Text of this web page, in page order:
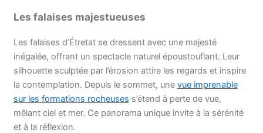
Les falaises majestueuses
Les falaises d’Étretat se dressent avec une majesté
inégalée, offrant un spectacle naturel époustouflant. Leur
silhouette sculptée par l’érosion attire les regards et inspire
la contemplation. Depuis le sommet, une vue imprenable
sur les formations rocheuses s’étend à perte de vue,
mêlant ciel et mer. Ce panorama unique invite à la sérénité
et à la réflexion.